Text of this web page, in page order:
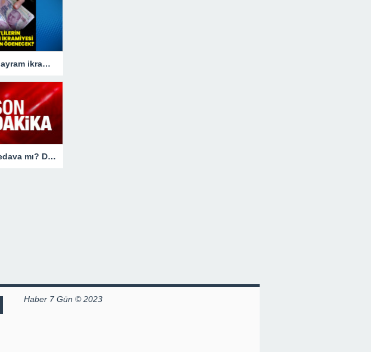
EYT’lilerin bayram ikramiyesinin ödeneceği tarih belli oldu! 2023 EYT bayram ikramiyesi ne zaman yatacak?
Doğalgaz bedava mı? Doğalgaz para iadesi yapılacak mı?
Haber 7 Gün © 2023